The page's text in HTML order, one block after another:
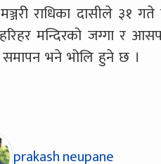
राधिका दासीले ३१
हरिहर मन्दिरको जग्गा र
समापन भने भोलि हुने छ ।
prakash neupane